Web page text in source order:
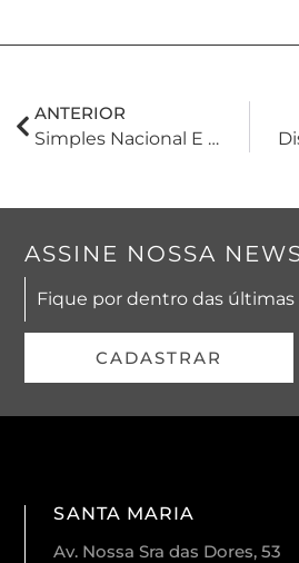
ANTERIOR
Simples Nacional E A Reforma Tributária: Entenda O Que Já Mudou E O Que Ainda Está Por Vir
ASSINE NOSSA
Fique por dentro das últimas
CADASTRAR
SANTA MARIA
Av. Nossa Sra das Dores, 53